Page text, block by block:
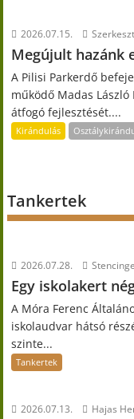
2026.07.15.
Megújult hazánk
A Pilisi Parkerdő
működő Madas
átfogó fejlesztését....
Kirándulás
Tankertek
2026.07.28.
Egy iskolakert
A Móra Ferenc
iskolaudvar hátsó
szinte...
Tankertek
2026.07.13. Hajas